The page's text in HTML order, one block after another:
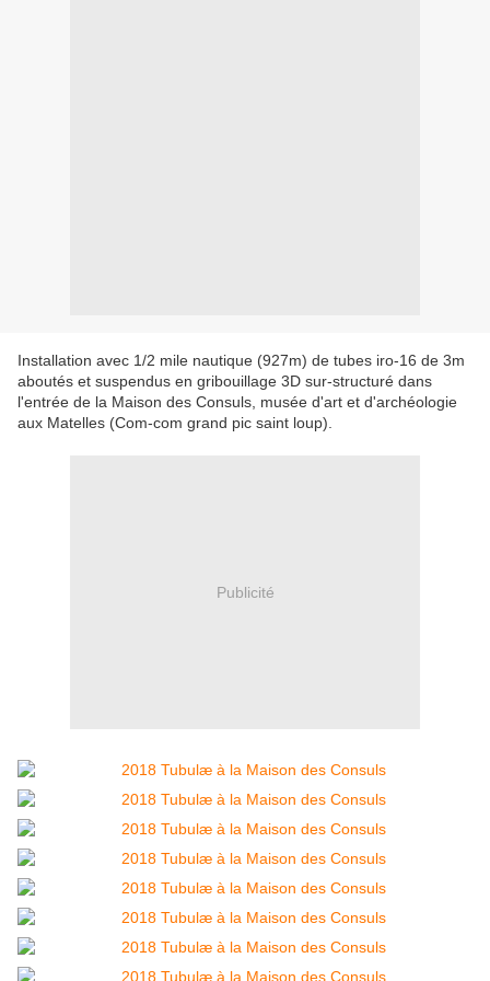
Installation avec 1/2 mile nautique (927m) de tubes iro-16 de 3m
aboutés et suspendus en gribouillage 3D sur-structuré dans
l'entrée de la Maison des Consuls, musée d'art et d'archéologie
aux Matelles (Com-com grand pic saint loup).
Publicité